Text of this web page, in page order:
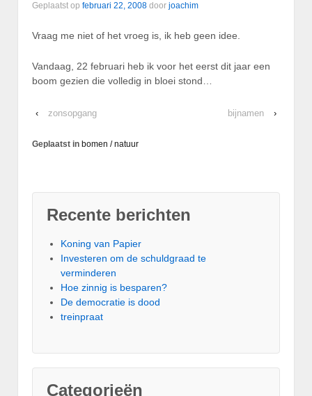
Geplaatst op februari 22, 2008 door joachim
Vraag me niet of het vroeg is, ik heb geen idee.
Vandaag, 22 februari heb ik voor het eerst dit jaar een
boom gezien die volledig in bloei stond…
‹ zonsopgang bijnamen ›
Geplaatst in bomen / natuur
Recente berichten
Koning van Papier
Investeren om de schuldgraad te
verminderen
Hoe zinnig is besparen?
De democratie is dood
treinpraat
Categorieën